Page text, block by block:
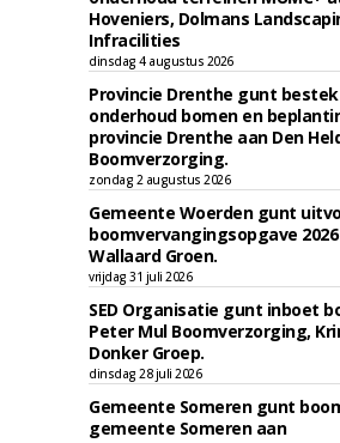
Hoveniers, Dolmans
Infracilities
dinsdag 4 augustus 2026
Provincie Drenthe gunt bestek
onderhoud bomen en
provincie Drenthe aan Den
Boomverzorging.
zondag 2 augustus 2026
Gemeente Woerden gunt
boomvervangingsopgave 2026
Wallaard Groen.
vrijdag 31 juli 2026
SED Organisatie gunt inboet
Peter Mul Boomverzorging,
Donker Groep.
dinsdag 28 juli 2026
Gemeente Someren gunt
gemeente Someren aan